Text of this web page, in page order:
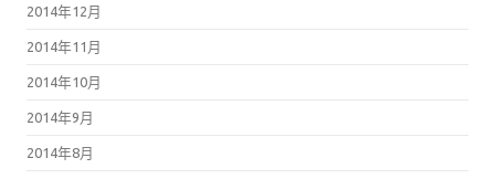
2014年12月
2014年11月
2014年10月
2014年9月
2014年8月